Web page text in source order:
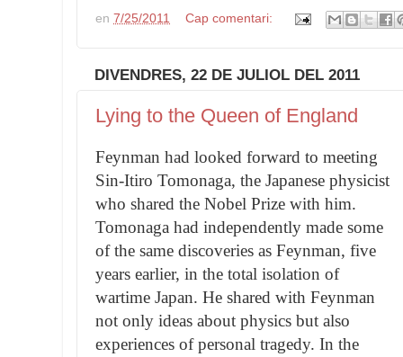
en 7/25/2011 Cap comentari:
DIVENDRES, 22 DE JULIOL DEL 2011
Lying to the Queen of England
Feynman had looked forward to meeting
Sin-Itiro Tomonaga, the Japanese physicist
who shared the Nobel Prize with him.
Tomonaga had independently made some
of the same discoveries as Feynman, five
years earlier, in the total isolation of
wartime Japan. He shared with Feynman
not only ideas about physics but also
experiences of personal tragedy. In the